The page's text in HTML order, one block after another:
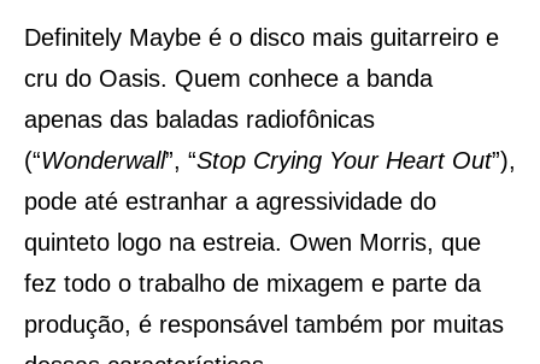
Definitely Maybe é o disco mais guitarreiro e
cru do Oasis. Quem conhece a banda
apenas das baladas radiofônicas
(“Wonderwall”, “Stop Crying Your Heart Out”),
pode até estranhar a agressividade do
quinteto logo na estreia. Owen Morris, que
fez todo o trabalho de mixagem e parte da
produção, é responsável também por muitas